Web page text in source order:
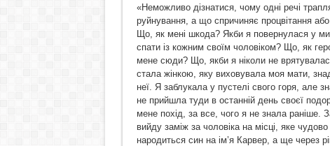
«Неможливо дізнатися, чому одні речі
руйнування, а що спричиняє процвітання
Що, як мені шкода? Якби я повернулася у
спати із кожним своїм чоловіком? Що, як
мене сюди? Що, якби я ніколи не
стала жінкою, яку виховувала моя мати,
неї. Я заблукала у пустелі свого горя, але
не прийшла туди в останній день своєї
мене похід, за все, чого я не знала раніше.
вийду заміж за чоловіка на місці, яке
народиться син на ім’я Карвер, а ще через